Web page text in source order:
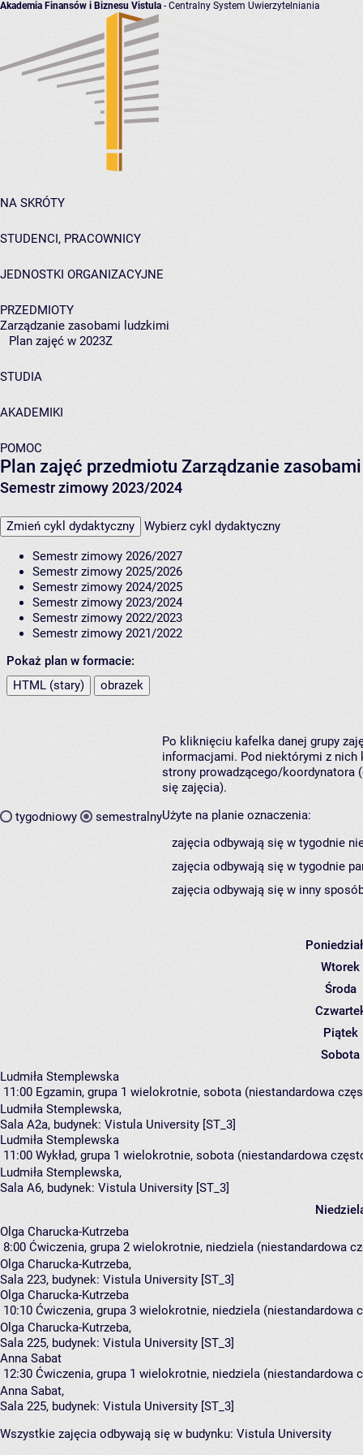
Akademia Finansów i Biznesu Vistula - Centralny System Uwierzytelniania
NA SKRÓTY
STUDENCI, PRACOWNICY
JEDNOSTKI ORGANIZACYJNE
PRZEDMIOTY
Zarządzanie zasobami ludzkimi
Plan zajęć w 2023Z
STUDIA
AKADEMIKI
POMOC
Plan zajęć przedmiotu Zarządzanie
Semestr zimowy 2023/2024
Zmień cykl dydaktyczny Wybierz cykl dydaktyczny
Semestr zimowy 2026/2027
Semestr zimowy 2025/2026
Semestr zimowy 2024/2025
Semestr zimowy 2023/2024
Semestr zimowy 2022/2023
Semestr zimowy 2021/2022
Pokaż plan w formacie:
HTML (stary)
obrazek
tygodniowy semestralny
Po kliknięciu kafelka danej grupy
informacjami. Pod niektórymi z nich
strony prowadzącego/koordynatora
się zajęcia).
Użyte na planie oznaczenia:
zajęcia odbywają się w tygodnie
zajęcia odbywają się w tygodnie
zajęcia odbywają się w inny
Wtorek
Środa
Piątek
Sobota
Ludmiła Stemplewska
11:00 Egzamin, grupa 1 wielokrotnie, sobota (niestandardowa
Ludmiła Stemplewska,
Sala A2a, budynek: Vistula University [ST_3]
Ludmiła Stemplewska
11:00 Wykład, grupa 1 wielokrotnie, sobota (niestandardowa
Ludmiła Stemplewska,
Sala A6, budynek: Vistula University [ST_3]
Olga Charucka-Kutrzeba
8:00 Ćwiczenia, grupa 2 wielokrotnie, niedziela (niestandardowa
Olga Charucka-Kutrzeba,
Sala 223, budynek: Vistula University [ST_3]
Olga Charucka-Kutrzeba
10:10 Ćwiczenia, grupa 3 wielokrotnie, niedziela (niestandardowa
Olga Charucka-Kutrzeba,
Sala 225, budynek: Vistula University [ST_3]
Anna Sabat
12:30 Ćwiczenia, grupa 1 wielokrotnie, niedziela (niestandardowa
Anna Sabat,
Sala 225, budynek: Vistula University [ST_3]
Wszystkie zajęcia odbywają się w budynku: Vistula University